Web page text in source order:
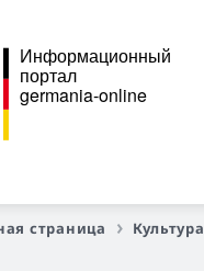
Информационный
портал
germania-online
страница Культура